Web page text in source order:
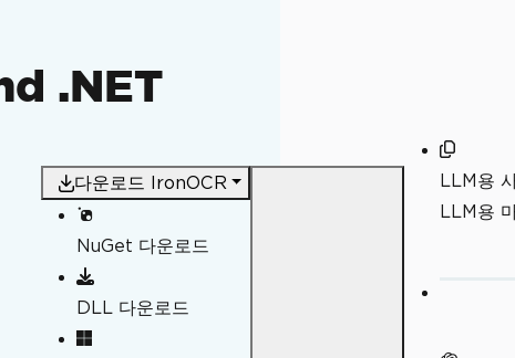
.NET
다운로드 IronOCR
NuGet 다운로드
DLL 다운로드
LLM용
LLM용